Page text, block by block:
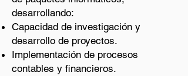
desarrollando:
Capacidad de investigación y
desarrollo de proyectos.
Implementación de procesos
contables y financieros.